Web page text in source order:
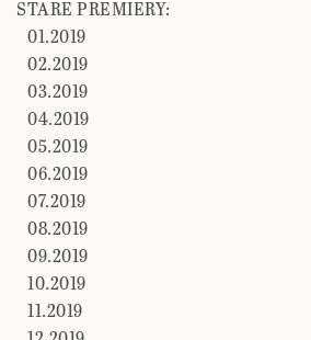
STARE PREMIERY:
01.2019
02.2019
03.2019
04.2019
05.2019
06.2019
07.2019
08.2019
09.2019
10.2019
11.2019